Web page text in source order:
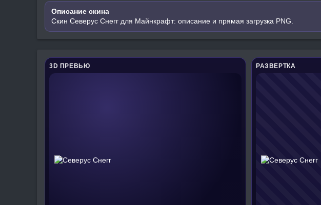
Описание скина
Скин Северус Снегг для Майнкрафт: описание и прямая загрузка PNG.
3D ПРЕВЬЮ РАЗВЕРТКА